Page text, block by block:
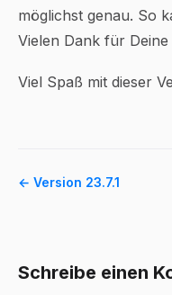
möglichst genau. So
Vielen Dank für Deine
Viel Spaß mit dieser
← Version 23.7.1
Schreibe einen